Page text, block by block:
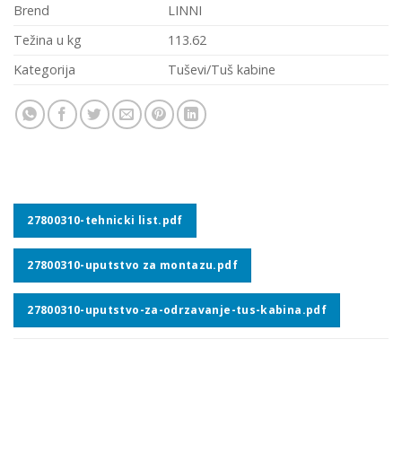
Brend
LINNI
Težina u kg
113.62
Kategorija
Tuševi/Tuš kabine
27800310-tehnicki list.pdf
27800310-uputstvo za montazu.pdf
27800310-uputstvo-za-odrzavanje-tus-kabina.pdf